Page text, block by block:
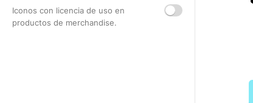
Iconos con licencia de uso en
productos de merchandise.